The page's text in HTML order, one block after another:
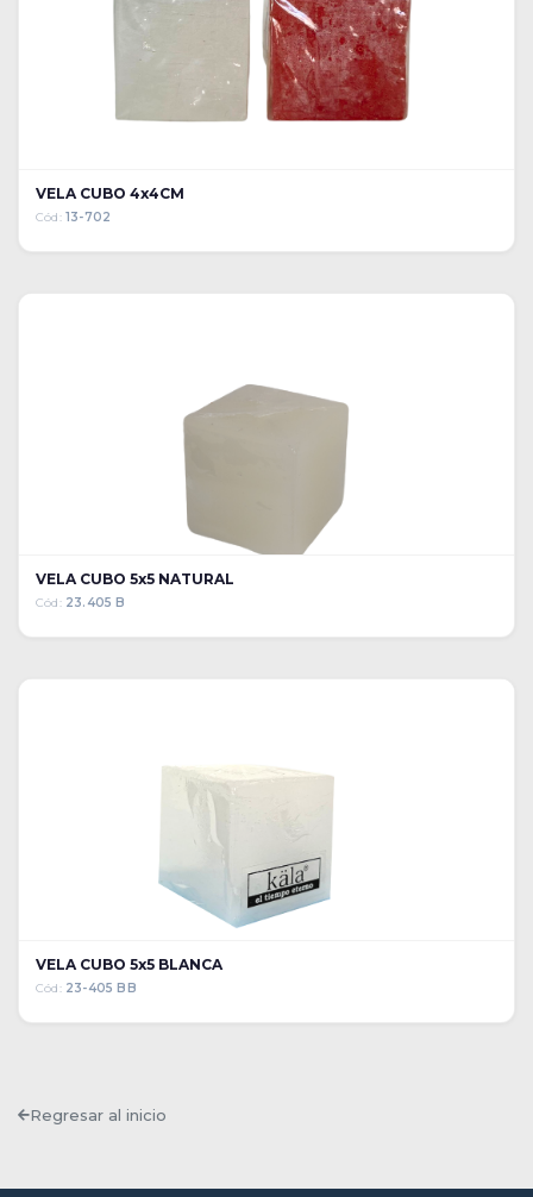
VELA CUBO 4x4CM
Cód: 13-702
VELA CUBO 5x5 NATURAL
Cód: 23.405 B
VELA CUBO 5x5 BLANCA
Cód: 23-405 BB
Regresar al inicio